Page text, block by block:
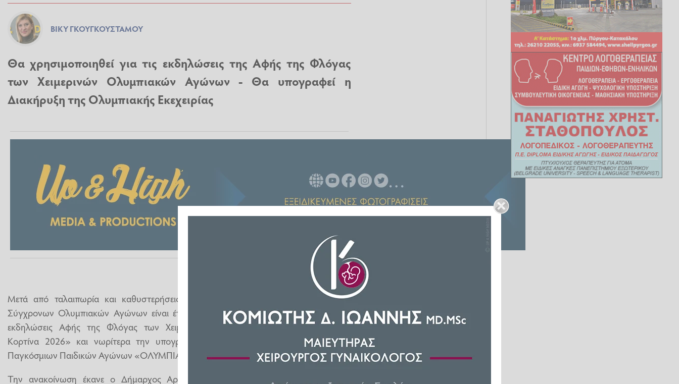
ΒΊΚΥ ΓΚΟΥΓΚΟΥΣΤΆΜΟΥ
Θα χρησιμοποιηθεί για τις εκδηλώσεις της Αφής της Φλόγας
των Χειμερινών Ολυμπιακών Αγώνων - Θα υπογραφεί η
Διακήρυξη της Ολυμπιακής Εκεχειρίας
Μετά από ταλαιπωρία και καθυστερήσεις ετών, το κτιριακό μέρος του Μουσείου
Σύγχρονων Ολυμπιακών Αγώνων είναι έτοιμο να υποδεχτεί πλήθος κόσμου για τις
εκδηλώσεις Αφής της Φλόγας των Χειμερινών Ολυμπιακών Αγώνων «Μιλάνο-
Κορτίνα 2026» και νωρίτερα την υπογραφή της επίσημης ανάληψης των 59ων
Παγκόσμιων Παιδικών Αγώνων «ΟΛΥΜΠΙΑ – ΗΛΙΔΑ 2027».
Την ανακοίνωση έκανε ο Δήμαρχος Αρχαίας Ολυμπίας Άρης Παναγιωτόπουλος,